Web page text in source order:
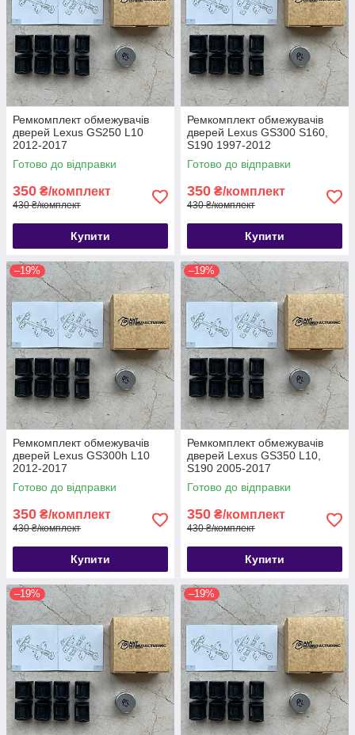
Ремкомплект обмежувачів
дверей Lexus GS250 L10
2012-2017
Готово до відправки
350 ₴/комплект
430 ₴/комплект
Купити
Ремкомплект обмежувачів
дверей Lexus GS300 S160,
S190 1997-2012
Готово до відправки
350 ₴/комплект
430 ₴/комплект
Купити
–19%
Ремкомплект обмежувачів
дверей Lexus GS300h L10
2012-2017
Готово до відправки
350 ₴/комплект
430 ₴/комплект
Купити
–19%
Ремкомплект обмежувачів
дверей Lexus GS350 L10,
S190 2005-2017
Готово до відправки
350 ₴/комплект
430 ₴/комплект
Купити
–19% –19%